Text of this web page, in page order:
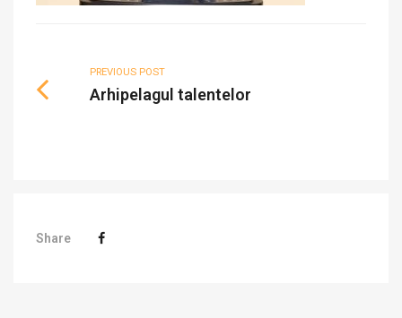
PREVIOUS POST
Arhipelagul talentelor
Share